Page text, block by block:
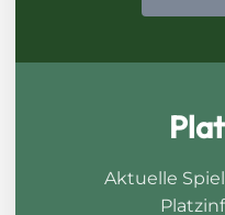
Aktuelle